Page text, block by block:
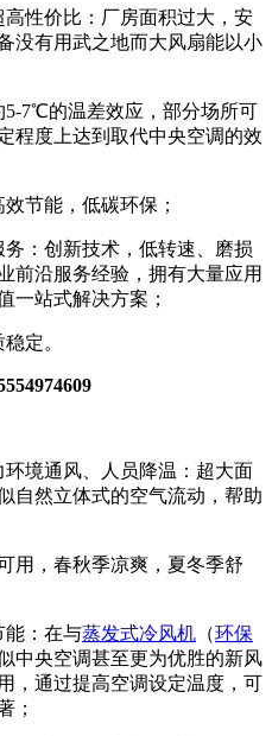
性价比：厂房面积过大，安
没有用武之地而大风扇能以小
7℃的温差效应，部分场所可
程度上达到取代中央空调的效
节能，低碳环保；
：创新技术，低转速、磨损
前沿服务经验，拥有大量应用
一站式解决方案；
定。
境通风、人员降温：超大面
自然立体式的空气流动，帮助
用，春秋季凉爽，夏冬季舒
能：在与蒸发式冷风机 （环保
中央空调甚至更为优胜的新风
，通过提高空调设定温度，可
；